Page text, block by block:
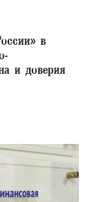
в
и доверия